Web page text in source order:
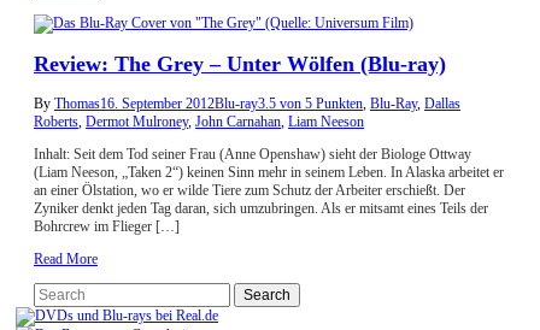
Review: The Grey – Unter Wölfen (Blu-ray)
By Thomas16. September 2012Blu-ray3.5 von 5 Punkten Blu-Ray, Dallas
Roberts Dermot Mulroney, John Carnahan Liam Neeson
Inhalt: Seit dem Tod seiner Frau (Anne Openshaw) sieht der Biologe Ottway
(Liam Neeson, „Taken 2“) keinen Sinn mehr in seinem Leben. In Alaska arbeitet er
an einer Ölstation, wo er wilde Tiere zum Schutz der Arbeiter erschießt. Der
Zyniker denkt jeden Tag daran, sich umzubringen. Als er mitsamt eines Teils der
Bohrcrew im Flieger […]
Read More